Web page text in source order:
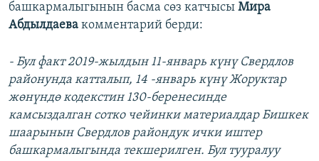
башкармалыгынын басма сөз катчысы Мира
Абдылдаева комментарий берди:
- Бул факт 2019-жылдын 11-январь күнү Свердлов
районунда катталып, 14 -январь күнү Жоруктар
жөнүндө кодекстин 130-беренесинде
камсыздалган сотко чейинки материалдар Бишкек
шаарынын Свердлов райондук ички иштер
башкармалыгында текшерилген. Бул тууралуу